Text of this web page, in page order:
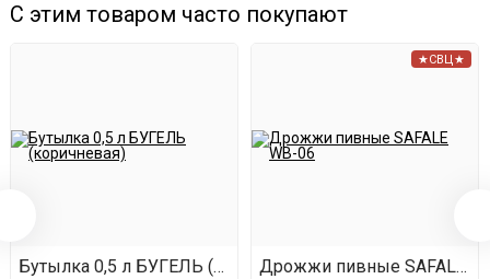
С этим товаром часто покупают
Бутылка 0,5 л БУГЕЛЬ (коричневая)
★СВЦ★
Дрожжи пивные SAFALE